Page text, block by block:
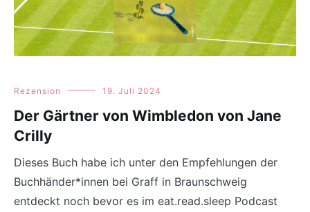
Rezension 19. Juli 2024
Der Gärtner von Wimbledon von Jane
Crilly
Dieses Buch habe ich unter den Empfehlungen der
Buchhänder*innen bei Graff in Braunschweig
entdeckt noch bevor es im eat.read.sleep Podcast